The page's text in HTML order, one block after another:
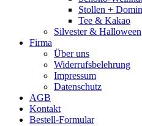
Stollen +
Tee & Kakao
Silvester & Halloween
Firma
Über uns
Widerrufsbelehrung
Impressum
Datenschutz
AGB
Kontakt
Bestell-Formular